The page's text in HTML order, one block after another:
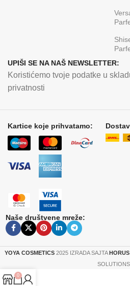
UPIŠI SE NA NAŠ NEWSLETTER:
Koristićemo tvoje podatke u
privatnosti
Kartice koje prihvatamo:
Naše društvene mreže:
YOYA COSMETICS 2025 IZRADA SAJTA
SOLUTIONS.
0